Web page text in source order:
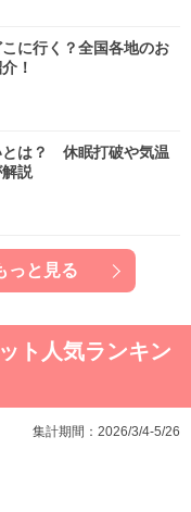
に行く？全国各地のお
！
とは？ 休眠打破や気温
説
っと見る
ト人気ランキン
集計期間：2026/3/4-5/26